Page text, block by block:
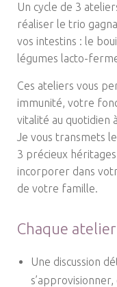
Un cycle de 3
réaliser le trio
vos intestins : le
légumes lacto-
Ces ateliers vous
immunité, votre
vitalité au quotidien
Je vous transmets
3 précieux
incorporer dans
de votre famille.
Chaque
Une discussion